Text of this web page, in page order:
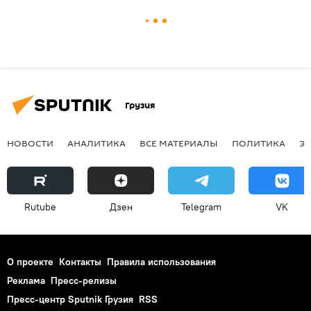
Грузия
НОВОСТИ АНАЛИТИКА ВСЕ МАТЕРИАЛЫ ПОЛИТИКА
Rutube Дзен Telegram VK
О проекте Контакты Правила использования
Реклама Пресс-релизы
Пресс-центр Sputnik Грузия RSS